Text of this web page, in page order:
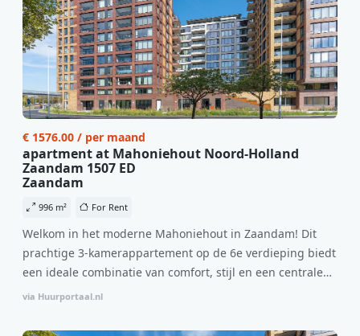
€ 1576.00 / per maand
apartment at Mahoniehout Noord-Holland
Zaandam 1507 ED
Zaandam
996 m² For Rent
Welkom in het moderne Mahoniehout in Zaandam! Dit
prachtige 3-kamerappartement op de 6e verdieping biedt
een ideale combinatie van comfort, stijl en een centrale
locatie. Met een huurprijs van €1.576 per maand
per maand is dit een geweldige kans voor professionals
via Huurportaal.nl